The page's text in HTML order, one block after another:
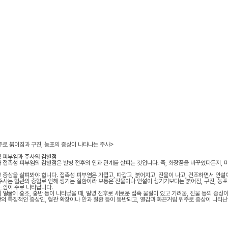
붉어짐과 구진, 농포의 증상이 나타나는 주사>
피부염과 주사의 감별점
접촉성 피부염의 감별점은 발병 전후의 인과 관계를 살피는 것입니다. 즉, 화장품을 바꾸었다든지,
증상을 살펴봐야 합니다. 접촉성 피부염은 가렵고, 따갑고, 붉어지고, 진물이 나고, 건조하면서 인설
사는 혈관의 충혈로 인해 생기는 질환이라 보통은 진물이나 인설이 생기기보다는 붉어짐, 구진, 농
낌이 주로 나타납니다.
얼굴에 홍조, 홍반 등이 나타났을 때, 발병 전후로 새로운 접촉 물질이 있고 가려움, 진물 등의 증상
특징적인 증상인, 혈관 확장이나 안과 질환 등이 동반되고, 열감과 화끈거림 위주로 증상이 나타